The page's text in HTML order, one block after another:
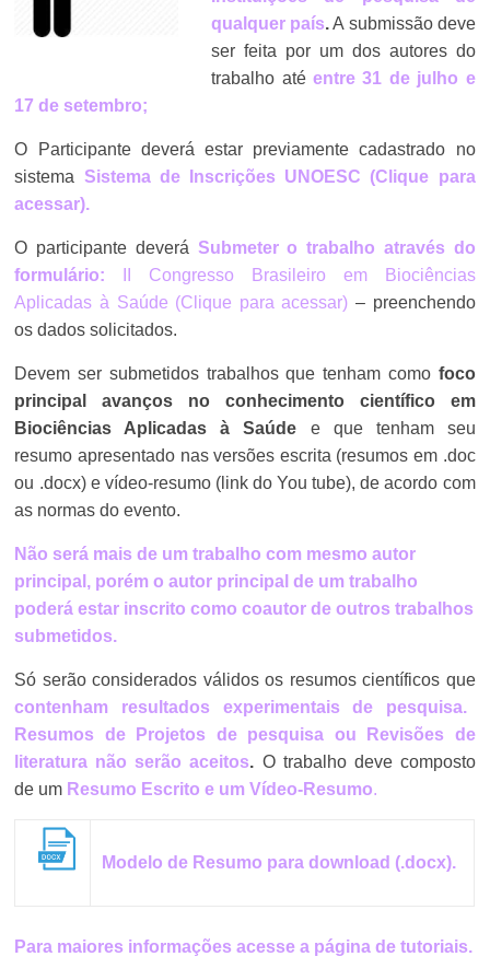
qualquer país.A submissão deve
ser feita por um dos autores do
trabalho atéentre 31 de julho e
17 de setembro;
O Participante deverá estar previamente cadastrado no
sistema Sistema de Inscrições UNOESC (Clique para
acessar).
O participante deverá Submeter o trabalho através do
formulário:
II Congresso Brasileiro em Biociências
Aplicadas à Saúde (Clique para acessar) – preenchendo
os dados solicitados.
Devem ser submetidos trabalhos que tenham como foco
principal avanços no conhecimento científico em
Biociências Aplicadas à Saúde e que tenham seu
resumo apresentado nas versões escrita (resumos em .doc
ou .docx) e vídeo-resumo (link do You tube), de acordo com
as normas do evento.
Não será mais de um trabalho com mesmo autor
principal, porém o autor principal de um trabalho
poderá estar inscrito como coautor de outros trabalhos
submetidos.
Só serão considerados válidos os resumos científicos que
contenham resultados experimentais de pesquisa.
Resumos de Projetos de pesquisa ou Revisões de
literatura não serão aceitos. O trabalho deve composto
de um Resumo Escrito e um Vídeo-Resumo.
Modelo de Resumo para download (.docx).
Para maiores informações acesse a página de tutoriais.